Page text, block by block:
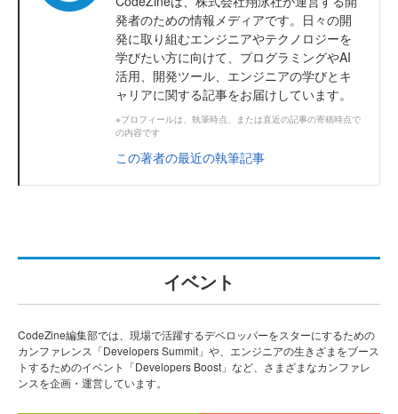
発者のための情報メディアです。日々の開
発に取り組むエンジニアやテクノロジーを
学びたい方に向けて、プログラミングやAI
活用、開発ツール、エンジニアの学びとキ
ャリアに関する記事をお届けしています。
※プロフィールは、執筆時点、または直近の記事の寄稿時点で
の内容です
この著者の最近の執筆記事
イベント
CodeZine編集部では、現場で活躍するデベロッパーをスターにするための
カンファレンス「Developers Summit」や、エンジニアの生きざまをブース
トするためのイベント「Developers Boost」など、さまざまなカンファレ
ンスを企画・運営しています。